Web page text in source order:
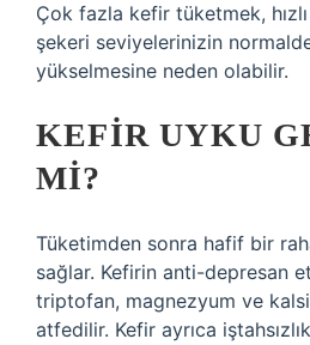
Çok fazla kefir tüketmek,
şekeri seviyelerinizin
yükselmesine neden olabilir.
KEFIR UYKU
MI?
Tüketimden sonra hafif bir
sağlar. Kefirin anti-depresan
triptofan, magnezyum ve
atfedilir. Kefir ayrıca